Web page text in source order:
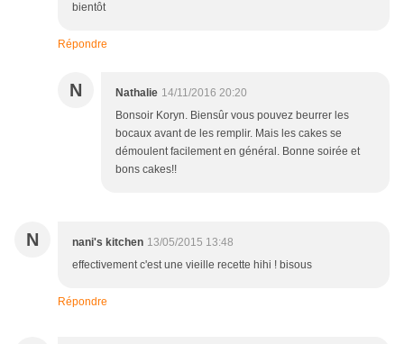
bientôt
Répondre
N Nathalie 14/11/2016 20:20
Bonsoir Koryn. Biensûr vous pouvez beurrer les
bocaux avant de les remplir. Mais les cakes se
démoulent facilement en général. Bonne soirée et
bons cakes!!
N nani's kitchen 13/05/2015 13:48
effectivement c'est une vieille recette hihi ! bisous
Répondre